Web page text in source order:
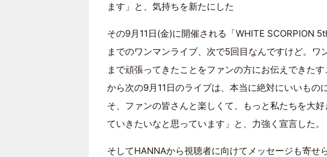
ます」と、気持ちを新たにした
その9月11日(金)に開催される「WHITE SCORPION
までのワンマンライブ、次で5回目なんですけど。
まで頑張ってきたことをファンの方にお伝えできた
から次の9月11日のライブは、本当に絶対にいいもの
そ、ファンの皆さんと楽しくて、もっと私たちを大
ていきたいなと思っています」と、力強く宣言した。
そしてHANNAから視聴者に向けてメッセージも寄せ